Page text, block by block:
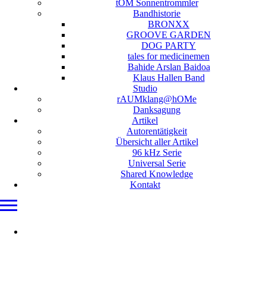
tOM Sonnentrommler
Bandhistorie
BRONXX
GROOVE GARDEN
DOG PARTY
tales for medicinemen
Bahide Arslan Baidoa
Klaus Hallen Band
Studio
rAUMklang@hOMe
Danksagung
Artikel
Autorentätigkeit
Übersicht aller Artikel
96 kHz Serie
Universal Serie
Shared Knowledge
Kontakt